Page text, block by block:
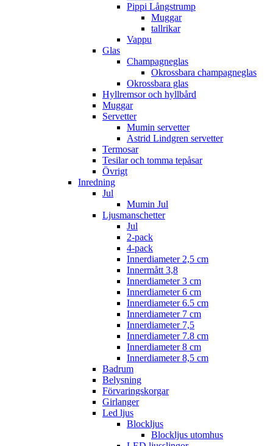
Pippi Långstrump
Muggar
tallrikar
Vappu
Glas
Champagneglas
Okrossbara champagneglas
Okrossbara glas
Hyllremsor och hyllbård
Muggar
Servetter
Mumin servetter
Astrid Lindgren servetter
Termosar
Tesilar och tomma tepåsar
Övrigt
Inredning
Jul
Mumin Jul
Ljusmanschetter
Jul
2-pack
4-pack
Innerdiameter 2,5 cm
Innermått 3,8
Innerdiameter 3 cm
Innerdiameter 6 cm
Innerdiameter 6.5 cm
Innerdiameter 7 cm
Innerdiameter 7,5
Innerdiameter 7.8 cm
Innerdiameter 8 cm
Innerdiameter 8,5 cm
Badrum
Belysning
Förvaringskorgar
Girlanger
Led ljus
Blockljus
Blockljus utomhus